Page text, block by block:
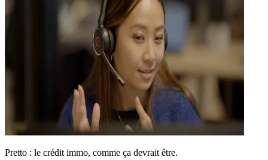
Pretto : le crédit immo, comme ça devrait être.